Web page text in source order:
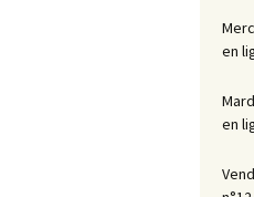
en
en